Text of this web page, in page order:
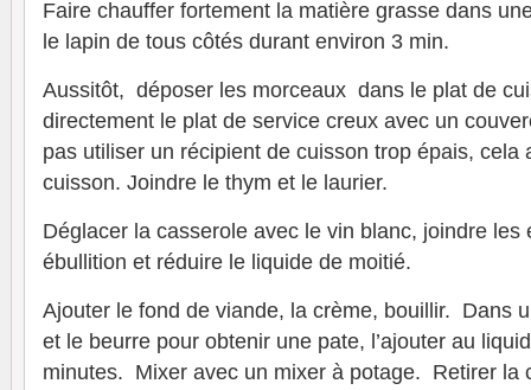
Faire chauffer fortement la matière grasse dans
le lapin de tous côtés durant environ 3 min.
Aussitôt, déposer les morceaux dans le plat de
directement le plat de service creux avec un
pas utiliser un récipient de cuisson trop épais, cela
cuisson. Joindre le thym et le laurier.
Déglacer la casserole avec le vin blanc, joindre les
ébullition et réduire le liquide de moitié.
Ajouter le fond de viande, la crème, bouillir. Dans
et le beurre pour obtenir une pate, l’ajouter au
minutes. Mixer avec un mixer à potage. Retirer la